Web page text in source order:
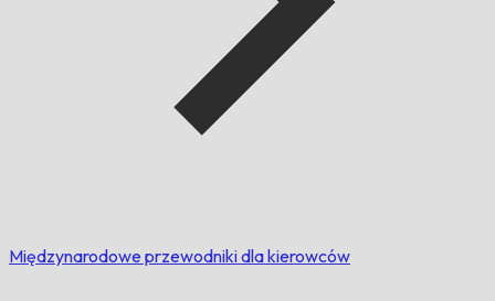
Międzynarodowe przewodniki dla kierowców